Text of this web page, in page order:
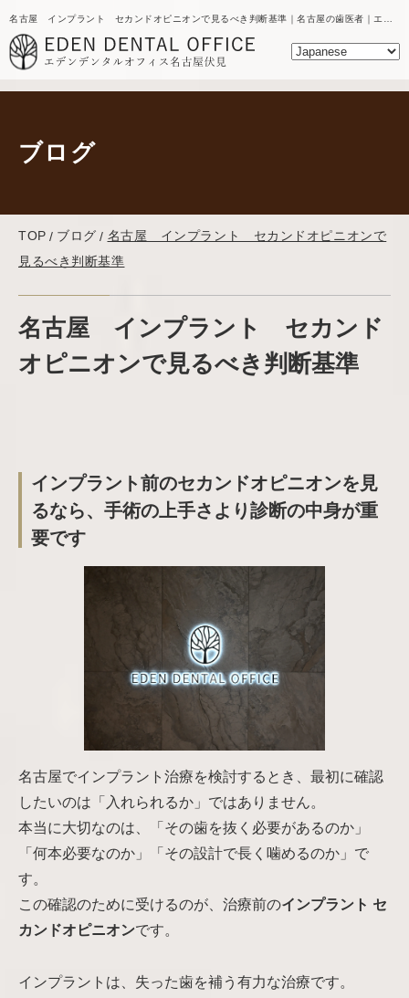
ブログ
TOP ブログ
名古屋 インプラント セカンドオピニオンで
見るべき判断基準
名古屋 インプラント セカンド
オピニオンで見るべき判断基準
インプラント前のセカンドオピニオンを見
るなら、手術の上手さより診断の中身が重
要です
名古屋でインプラント治療を検討するとき、最初に確認
したいのは「入れられるか」ではありません。
本当に大切なのは、「その歯を抜く必要があるのか」
「何本必要なのか」「その設計で長く噛めるのか」で
す。
この確認のために受けるのが、治療前のインプラント セ
カンドオピニオンです。
インプラントは、失った歯を補う有力な治療です。